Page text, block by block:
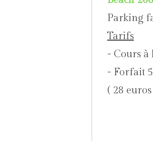
Parking
Tarifs
- Cours
-
( 28